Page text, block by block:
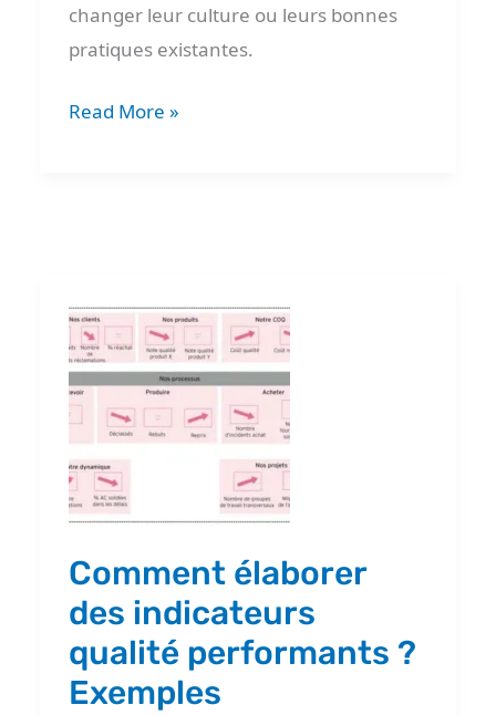
changer leur culture ou leurs bonnes
pratiques existantes.
Read More »
Comment élaborer
des indicateurs
qualité performants ?
Exemples
Comment
élaborer
des
indicateurs
qualité
performants
?
Exemples